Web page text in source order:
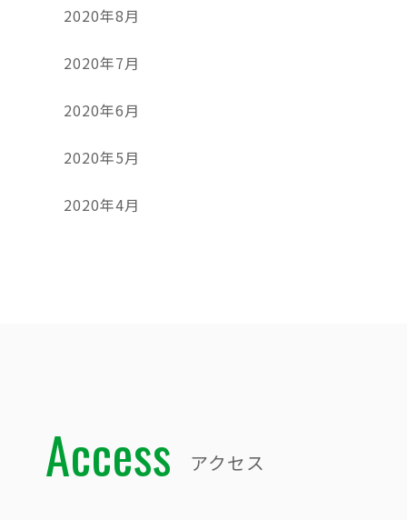
2020年8月
2020年7月
2020年6月
2020年5月
2020年4月
Access アクセス